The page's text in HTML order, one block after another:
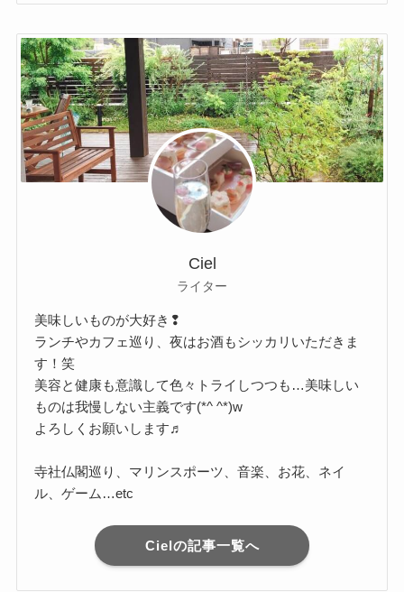
Ciel
ライター
美味しいものが大好き❢
ランチやカフェ巡り、夜はお酒もシッカリいただきま
す！笑
美容と健康も意識して色々トライしつつも…美味しい
ものは我慢しない主義です(*^ ^*)w
よろしくお願いします♬
寺社仏閣巡り、マリンスポーツ、音楽、お花、ネイ
ル、ゲーム…etc
Cielの記事一覧へ